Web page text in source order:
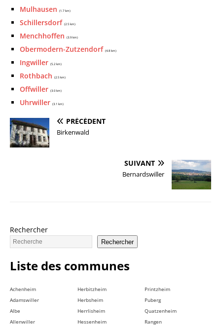
Mulhausen (1.7 km)
Schillersdorf (2.5 km)
Menchhoffen (3.9 km)
Obermodern-Zutzendorf (4.8 km)
Ingwiller (5.2 km)
Rothbach (2.5 km)
Offwiller (3.0 km)
Uhrwiller (3.1 km)
PRÉCÉDENT
Birkenwald
SUIVANT
Bernardswiller
Rechercher
Rechercher
Liste des communes
Achenheim
Adamswiller
Albe
Allenwiller
Herbitzheim
Herbsheim
Herrlisheim
Hessenheim
Printzheim
Puberg
Quatzenheim
Rangen